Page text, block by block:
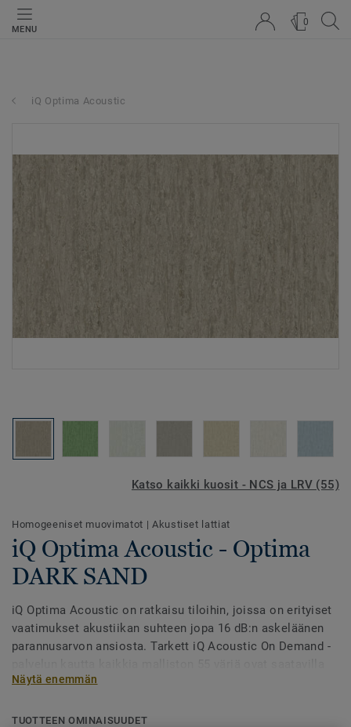
MENU
0
iQ Optima Acoustic
Katso kaikki kuosit - NCS ja LRV (55)
Homogeeniset muovimatot | Akustiset lattiat
iQ Optima Acoustic - Optima
DARK SAND
iQ Optima Acoustic on ratkaisu tiloihin, joissa on erityiset
vaatimukset akustiikan suhteen jopa 16 dB:n askeläänen
parannusarvon ansiosta. Tarkett iQ Acoustic On Demand -
akustiikkaversioina.
Lattia valmistetaan Ruotsin Ronnebyssä ja se on
Näytä enemmän
TUOTTEEN OMINAISUUDET